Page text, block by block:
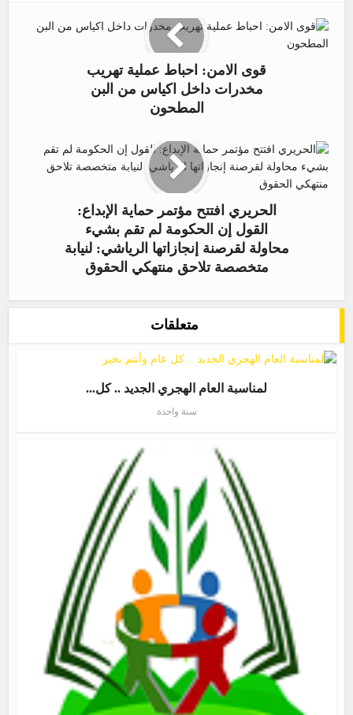
قوى الامن: احباط عملية تهريب
مخدرات داخل اكياس من البن
المطحون
الحريري افتتح مؤتمر حماية الإبداع:
القول إن الحكومة لم تقم بشيء
محاولة لقرصنة إنجازاتها الرياشي: لنيابة
متخصصة تلاحق منتهكي الحقوق
متعلقات
لمناسبة العام الهجري الجديد .. كل...
سنة واحدة